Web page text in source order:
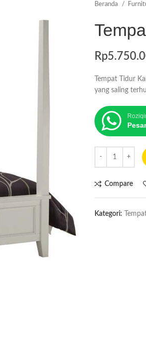
Beranda
Rp
Tempat Tidur
yang saling
Compare
Kategori: